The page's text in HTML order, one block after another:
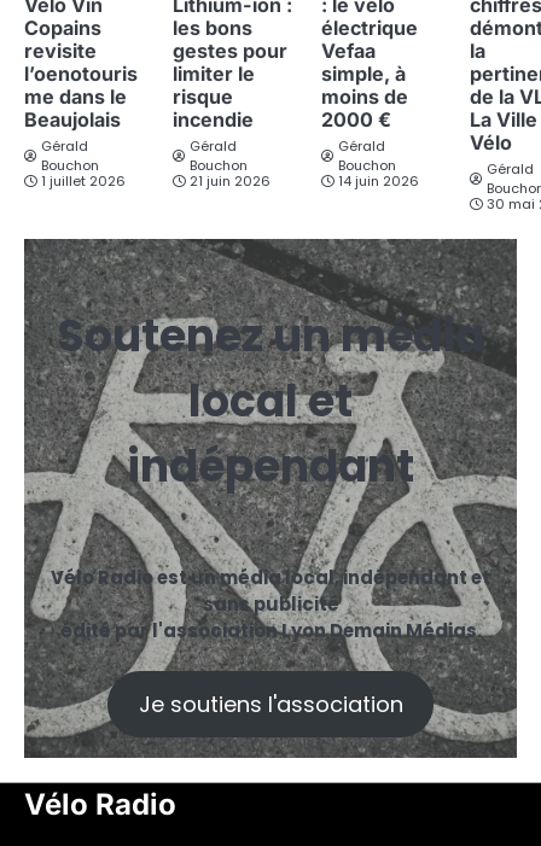
Vélo Vin
Copains
revisite
l’oenotouris
me dans le
Beaujolais
Gérald
Bouchon
1 juillet 2026
Lithium-ion :
les bons
gestes pour
limiter le
risque
incendie
Gérald
Bouchon
21 juin 2026
: le vélo
électrique
Vefaa
simple, à
moins de
2000 €
Gérald
Bouchon
14 juin 2026
chiffres
la
de la
La Ville
Vélo
Gérald
30 mai
Soutenez un média
local et
indépendant
Vélo Radio est un média local, indépendant et
sans publicité
édité par l'association Lyon Demain Médias.
Je soutiens l'association
Vélo Radio